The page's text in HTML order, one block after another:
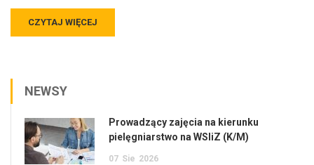
CZYTAJ WIĘCEJ
NEWSY
Prowadzący zajęcia na kierunku
pielęgniarstwo na WSIiZ (K/M)
07 Sie 2026